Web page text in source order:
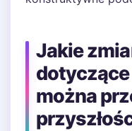
Jakie
można